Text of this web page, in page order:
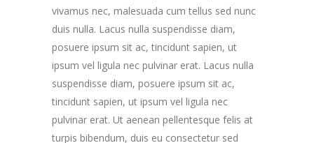
vivamus nec, malesuada cum tellus sed nunc
duis nulla. Lacus nulla suspendisse diam,
posuere ipsum sit ac, tincidunt sapien, ut
ipsum vel ligula nec pulvinar erat. Lacus nulla
suspendisse diam, posuere ipsum sit ac,
tincidunt sapien, ut ipsum vel ligula nec
pulvinar erat. Ut aenean pellentesque felis at
turpis bibendum, duis eu consectetur sed